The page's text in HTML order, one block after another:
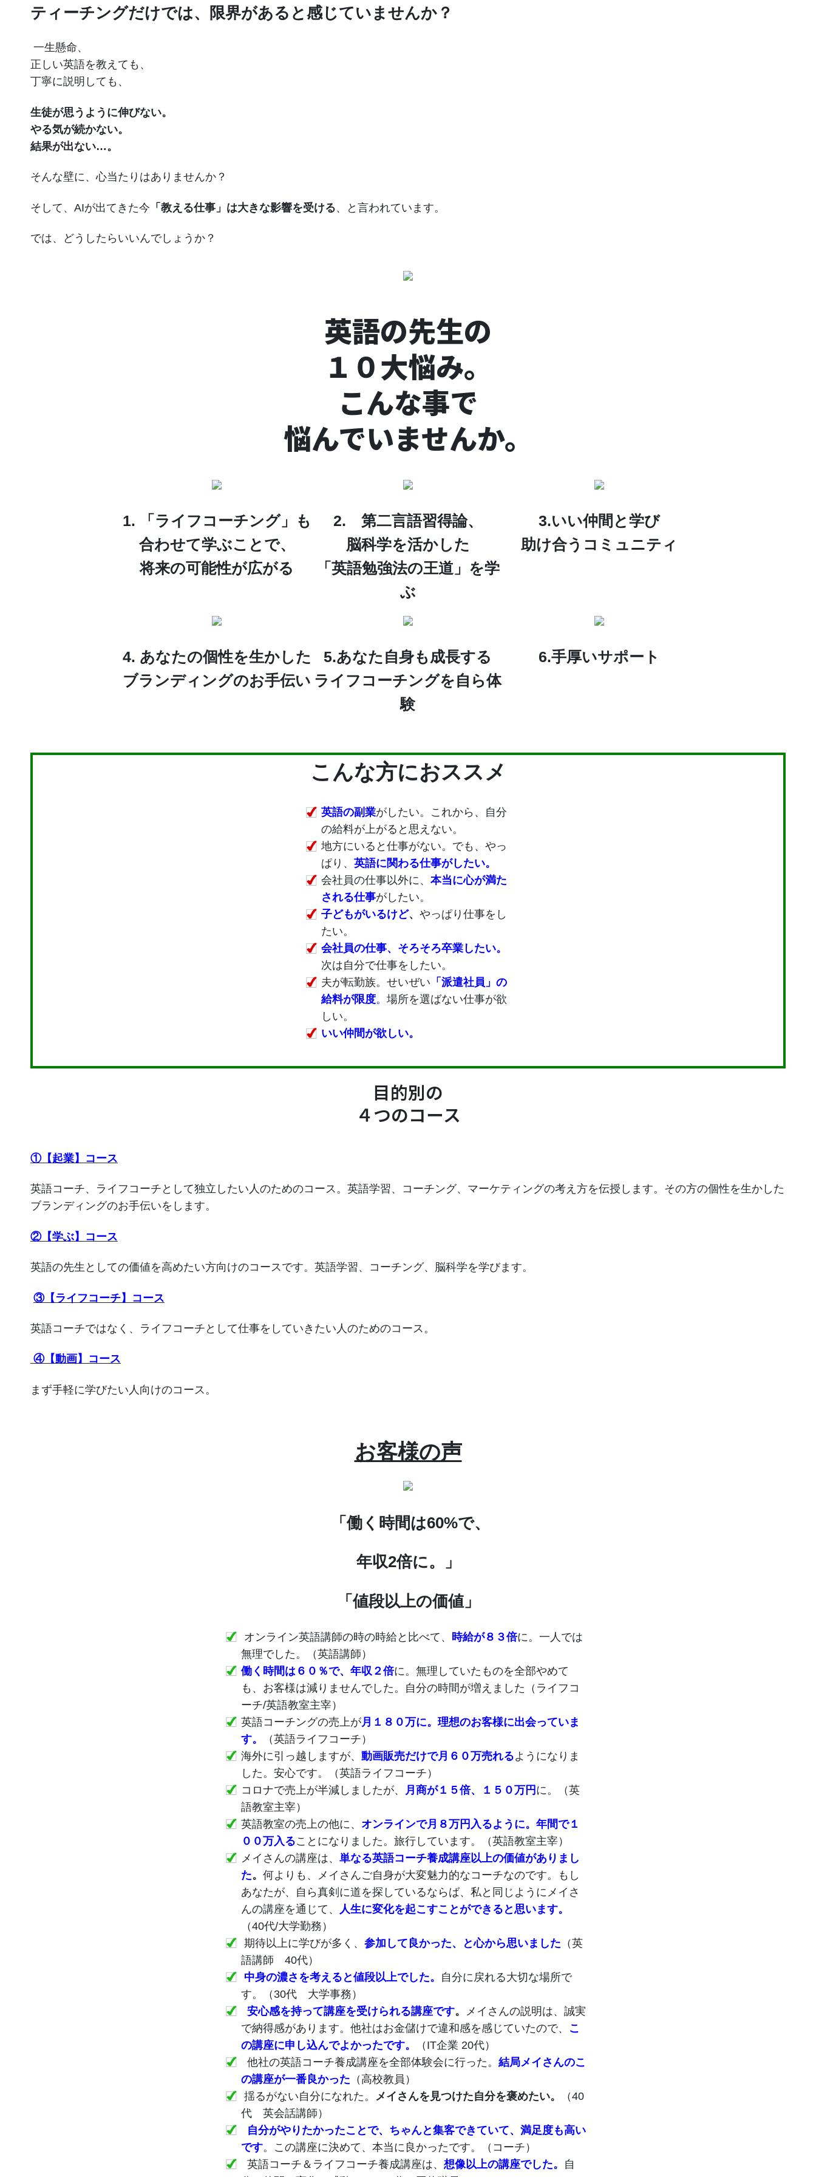
ティーチングだけでは、限界があると感じていませんか？
一生懸命、
正しい英語を教えても、
丁寧に説明しても、
生徒が思うように伸びない。
やる気が続かない。
結果が出ない…。
そんな壁に、心当たりはありませんか？
そして、AIが出てきた今 「教える仕事」は大きな影響を受ける、と言われています。
では、どうしたらいいんでしょうか？
英語の先生の
１０大悩み。
こんな事で
悩んでいませんか。
1. 「ライフコーチング」も
合わせて学ぶことで、
将来の可能性が広がる
2. 第二言語習得論、
脳科学を活かした
「英語勉強法の王道」を学
ぶ
3.いい仲間と学び
助け合う コミュニティ
4. あなたの個性を生かした
ブランディングのお手伝い
5.あなた自身も成長する
ライフコーチングを自ら体
験
6.手厚いサポート
こんな方におススメ
英語の副業がしたい。これから、自分
の給料が上がると思えない。
地方にいると仕事がない。でも、やっ
ぱり、 英語に関わる仕事がしたい。
会社員の仕事以外に、 本当に心が満た
される仕事がしたい。
子どもがいるけど、 やっぱり仕事をし
たい。
会社員の仕事、そろそろ卒業したい。
次は自分で仕事をしたい。
夫が転勤族。せいぜい 「派遣社員」の
給料が限度。 場所を選ばない仕事が欲
しい。
いい仲間が欲しい。
目的別の
４つのコース
①【起業】コース
英語コーチ、ライフコーチとして独立したい人のためのコース。英語学習、コーチング、マーケティングの考え方を伝授します。その方の個性を生かした
ブランディングのお手伝いをします。
②【学ぶ】コース
英語の先生としての価値を高めたい方向けのコースです。英語学習、コーチング、脳科学を学びます。
③【ライフコーチ】コース
英語コーチではなく、ライフコーチとして仕事をしていきたい人のためのコース。
④【動画】コース
まず手軽に学びたい人向けのコース。
お客様の声
「働く時間は60%で、
年収2倍に。」
「値段以上の価値」
オンライン英語講師の時の時給と比べて、 時給が８３倍に。一人では
無理でした。（英語講師）
働く時間は６０％で、年収２倍に。無理していたものを全部やめて
も、お客様は減りませんでした。自分の時間が増えました（ライフコ
ーチ/英語教室主宰）
英語コーチングの売上が月１８０万に。理想のお客様に出会っていま
す。
（英語ライフコーチ）
海外に引っ越しますが、 動画販売だけで月６０万売れるようになりま
した。安心です。（英語ライフコーチ）
コロナで売上が半減しましたが、
月商が１５倍、１５０万円 に。（英
語教室主宰）
英語教室の売上の他に、 オンラインで月８万円入るように。年間で１
００万入ることになりました。旅行しています。（英語教室主宰）
メイさんの講座は、 単なる英語コーチ養成講座以上の価値がありまし
た。 何よりも、メイさんご自身が大変魅力的なコーチなのです。もし
あなたが、自ら真剣に道を探しているならば、私と同じようにメイさ
んの講座を通じて、
人生に変化を起こすことができると思います。
（40代/大学勤務）
期待以上に学びが多く、 参加して良かった、と心から思いました （英
語講師 40代）
中身の濃さを考えると値段以上でした。
自分に戻れる大切な場所で
す。（30代 大学事務）
安心感を持って講座を受けられる講座です。
メイさんの説明は、誠実
で納得感があります。他社はお金儲けで違和感を感じていたので、
こ
の講座に申し込んでよかったです。
（IT企業 20代）
他社の英語コーチ養成講座を全部体験会に行った。 結局メイさんのこ
の講座が一番良かった （高校教員）
揺るがない自分になれた。
メイさんを見つけた自分を褒めたい。
（40
代 英会話講師）
自分がやりたかったことで、ちゃんと集客できていて、満足度も高い
です。この講座に決めて、本当に良かったです。（コーチ）
英語コーチ＆ライフコーチ養成講座は、 想像以上の講座でした。
自